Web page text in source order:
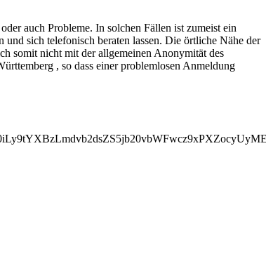
auch Probleme. In solchen Fällen ist zumeist ein
sich telefonisch beraten lassen. Die örtliche Nähe der
somit nicht mit der allgemeinen Anonymität des
, so dass einer problemlosen Anmeldung